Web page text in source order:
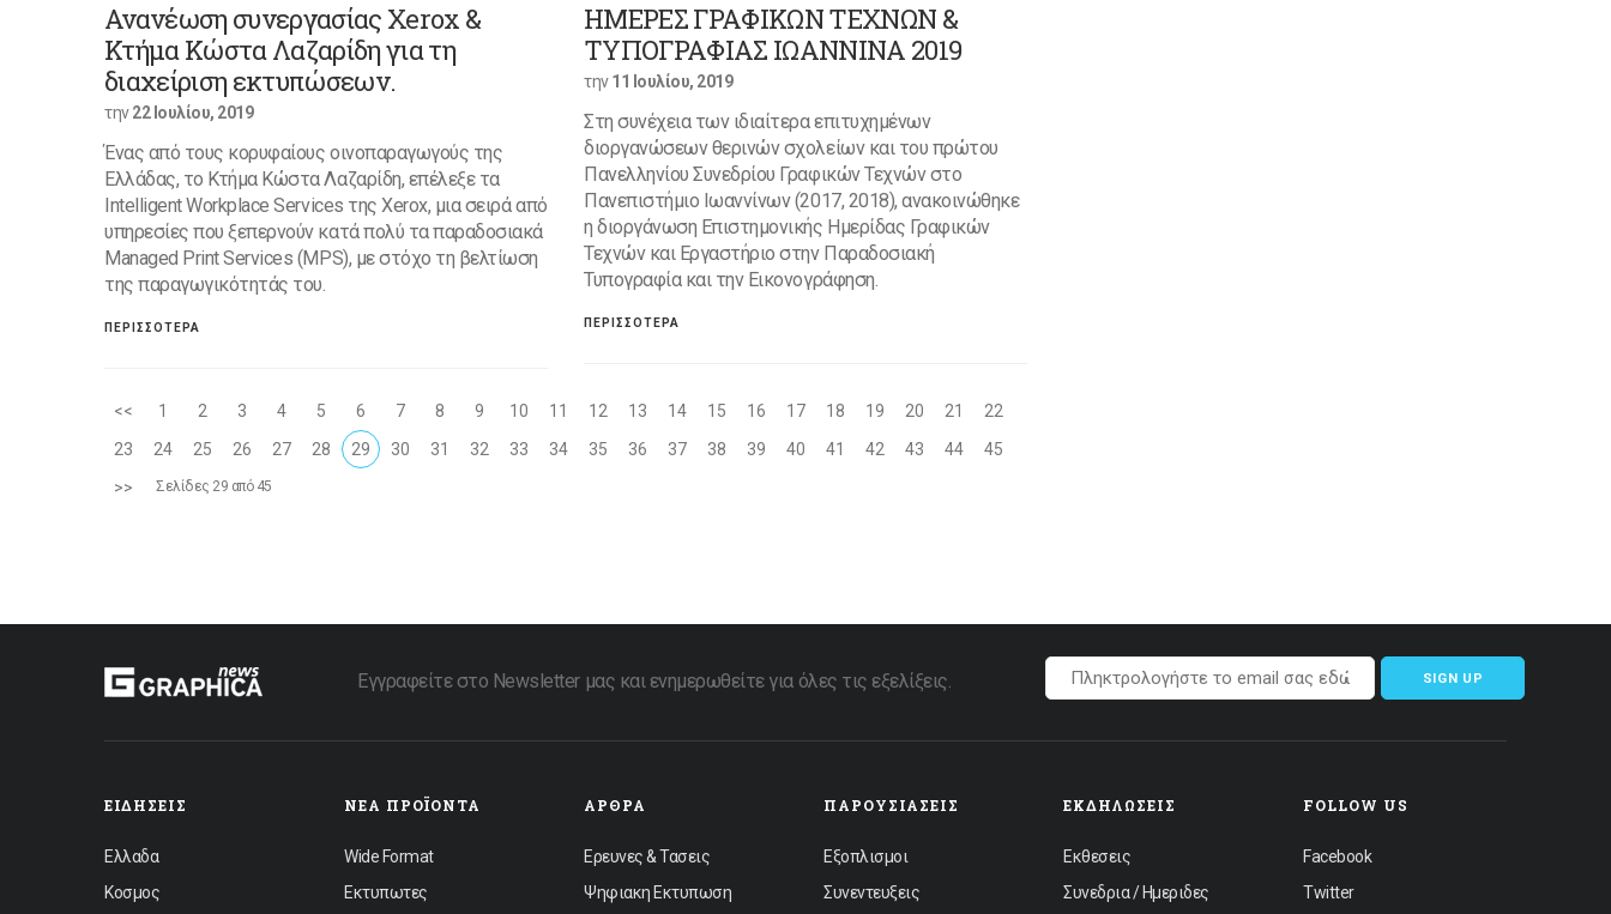
Ανανέωση συνεργασίας Xerox &
Κτήμα Κώστα Λαζαρίδη για τη
διαχείριση εκτυπώσεων.
την22 Ιουλίου, 2019
Ένας από τους κορυφαίους οινοπαραγωγούς της
Ελλάδας, το Κτήμα Κώστα Λαζαρίδη, επέλεξε τα
Intelligent Workplace Services της Xerox, μια σειρά από
υπηρεσίες που ξεπερνούν κατά πολύ τα παραδοσιακά
Managed Print Services (MPS), με στόχο τη βελτίωση
της παραγωγικότητάς του.
ΠΕΡΙΣΣΟΤΕΡΑ
ΗΜΕΡΕΣ ΓΡΑΦΙΚΩΝ ΤΕΧΝΩΝ &
ΤΥΠΟΓΡΑΦΙΑΣ ΙΩΑΝΝΙΝΑ 2019
την11 Ιουλίου, 2019
Στη συνέχεια των ιδιαίτερα επιτυχημένων
διοργανώσεων θερινών σχολείων και του πρώτου
Πανελληνίου Συνεδρίου Γραφικών Τεχνών στο
Πανεπιστήμιο Ιωαννίνων (2017, 2018), ανακοινώθηκε
η διοργάνωση Επιστημονικής Ημερίδας Γραφικών
Τεχνών και Εργαστήριο στην Παραδοσιακή
Τυπογραφία και την Εικονογράφηση.
ΠΕΡΙΣΣΟΤΕΡΑ
<< 1 2 3 4 5 6 7 8 9 10 11 12 13 14 15 16 17 18 19 20 21
22
23
24 25 26 27 28 29 30 31 32 33 34 35 36 37 38 39 40 41 42 43 44
45
>>
Σελίδες 29 από 45
Εγγραφείτε στο Newsletter μας και ενημερωθείτε για όλες τις εξελίξεις. SIGN UP
ΕΙΔΉΣΕΙΣ
Ελλαδα
Κοσμος
ΝΈΑ ΠΡΟΪΌΝΤΑ
Wide Format
Εκτυπωτες
ΆΡΘΡΑ
Ερευνες & Τασεις
Ψηφιακη Εκτυπωση
ΠΑΡΟΥΣΙΆΣΕΙΣ
Εξοπλισμοι
Συνεντευξεις
ΕΚΔΗΛΏΣΕΙΣ
Εκθεσεις
Συνεδρια / Ημεριδες
FOLLOW US
Facebook
Twitter